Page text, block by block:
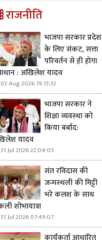
राजनीति
भाजपा सरकार प्रदेश
के लिए संकट, सत्ता
परिवर्तन से ही होगा
: अखिलेश यादव
02 Aug 2026 19:13:32
भाजपा सरकार ने
शिक्षा व्यवस्था को
किया बर्बाद:
यादव
31 Jul 2026 22:04:05
संत रविदास की
जन्मस्थली की मिट्टी
भरे कलश के साथ
शोभायात्रा
31 Jul 2026 07:49:07